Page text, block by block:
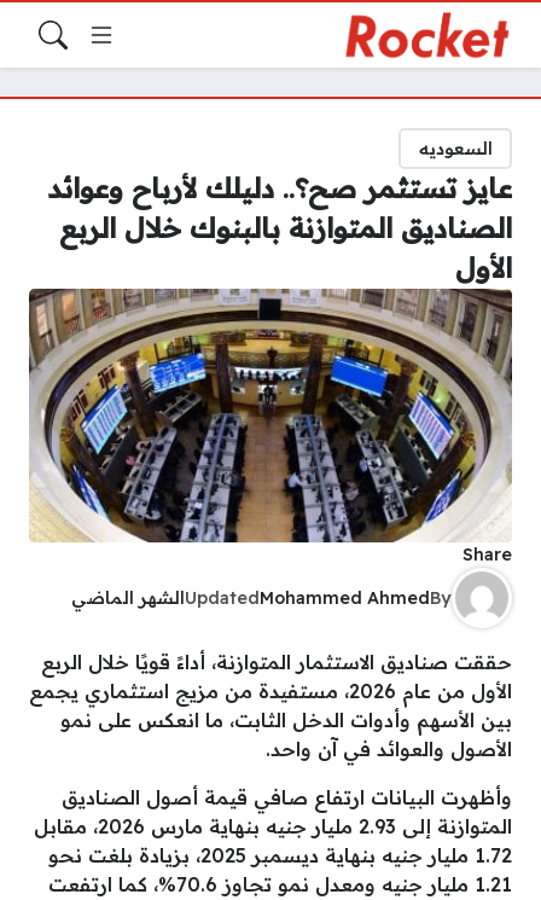
السعوديه
عايز تستثمر صح؟.. دليلك لأرباح وعوائد
الصناديق المتوازنة بالبنوك خلال الربع
الأول
Share
By
Mohammed Ahmed
Updatedالشهر الماضي
حققت صناديق الاستثمار المتوازنة، أداءً قويًا خلال الربع
الأول من عام 2026، مستفيدة من مزيج استثماري يجمع
بين الأسهم وأدوات الدخل الثابت، ما انعكس على نمو
الأصول والعوائد في آن واحد.
وأظهرت البيانات ارتفاع صافي قيمة أصول الصناديق
المتوازنة إلى 2.93 مليار جنيه بنهاية مارس 2026، مقابل
1.72 مليار جنيه بنهاية ديسمبر 2025، بزيادة بلغت نحو
1.21 مليار جنيه ومعدل نمو تجاوز 70.6%، كما ارتفعت